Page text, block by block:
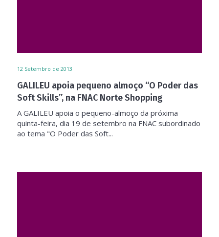
12 Setembro de 2013
GALILEU apoia pequeno almoço “O Poder das
Soft Skills”, na FNAC Norte Shopping
A GALILEU apoia o pequeno-almoço da próxima
quinta-feira, dia 19 de setembro na FNAC subordinado
ao tema "O Poder das Soft...